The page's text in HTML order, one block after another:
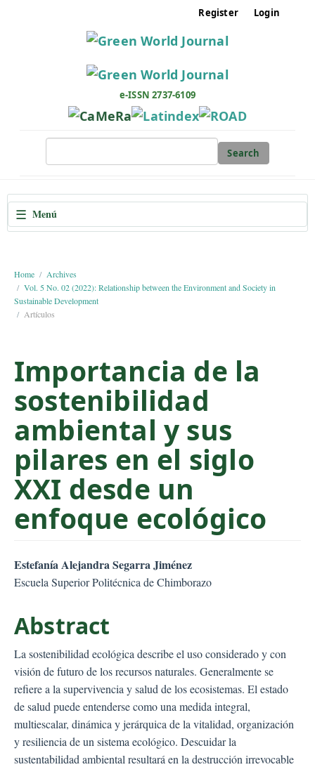
i
o
n
a
i
n
e
n
t
S
i
d
e
b
Register Login
e-ISSN 2737-6109
Search
☰ Menú
Home
Archives
Vol. 5 No. 02 (2022): Relationship between the Environment and Society in
Sustainable Development
Artículos
Importancia de la
sostenibilidad
ambiental y sus
pilares en el siglo
XXI desde un
enfoque ecológico
Estefanía Alejandra Segarra Jiménez
Escuela Superior Politécnica de Chimborazo
Abstract
La sostenibilidad ecológica describe el uso considerado y con
visión de futuro de los recursos naturales. Generalmente se
refiere a la supervivencia y salud de los ecosistemas. El estado
de salud puede entenderse como una medida integral,
multiescalar, dinámica y jerárquica de la vitalidad, organización
y resiliencia de un sistema ecológico. Descuidar la
sustentabilidad ambiental resultará en la destrucción irrevocable